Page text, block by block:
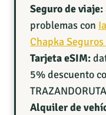
Seguro de viaje:
problemas con
Chapka
Tarjeta eSIM:
5% descuento
Alquiler de